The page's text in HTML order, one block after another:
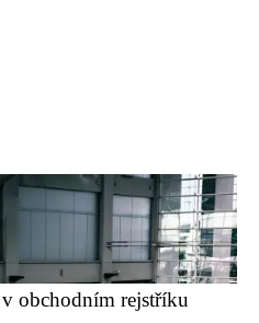
obchodním rejstříku